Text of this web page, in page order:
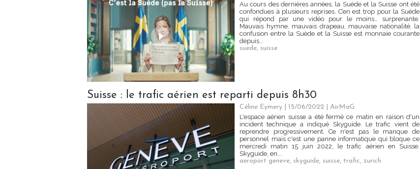
Au cours des dernières années, la Suède et la Suisse ont été
confondues à plusieurs reprises. C’en est trop pour la Suède
qui répond par une vidéo pour le moins… surprenante.
Mauvais hymne, mauvais drapeau, mauvaise nationalité, la
confusion entre la Suède et la Suisse est monnaie courante
depuis...
suede, suisse
Suisse : le trafic aérien est reparti depuis 8h30
Céline Eymery | 15/06/2022
AirMaG
L'espace aérien suisse a été fermé ce matin en raison d'un
incident technique a indiqué Skyguide. Le trafic vient de
reprendre progressivement. Ce n'est pas le manque de
personnel mais c'est une panne informatique qui bloque ce
mercredi matin 15 juin 2022, le trafic aérien en Suisse.
Skyguide, en...
aeroport geneve, skyguide, suisse, trafic, zurich